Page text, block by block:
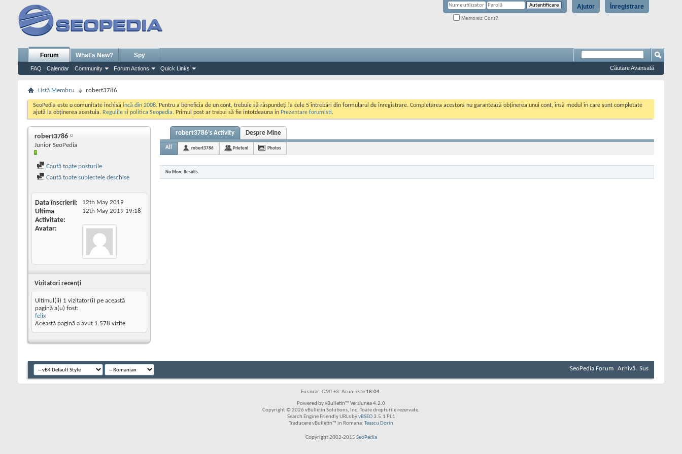
Înregistrare
Ajutor
Memorez Cont?
Forum
FAQ Calendar Community Forum Actions Quick Links
What's New? Spy
Căutare Avansată
Listă Membru robert3786
SeoPedia este o comunitate inchisă incă din 2008. Pentru a beneficia de un cont, trebuie să răspundeți la cele 5 întrebări din formularul de înregistrare. Completarea acestora nu garantează obținerea unui cont, însă modul în care sunt completate
ajută la obținerea acestuia. Regulile si politica Seopedia. Primul post ar trebui să fie intotdeauna in Prezentare forumisti.
robert3786
Junior SeoPedia
Caută toate posturile
Caută toate subiectele deschise
Data înscrierii 12th May 2019
Ultima
Activitate
12th May 2019 19:18
Avatar
Vizitatori recenţi
Ultimul(ii) 1 vizitator(i) pe această
pagină a(u) fost:
felix
Această pagină a avut 1.578 vizite
robert3786's Activity Despre Mine
All robert3786 Prieteni Photos
No More Results
SeoPedia Forum Arhivă Sus
Fus orar: GMT +3. Acum este 18:04.
Powered by vBulletin™ Versiunea 4.2.0
Copyright © 2026 vBulletin Solutions, Inc. Toate drepturile rezervate.
Search Engine Friendly URLs byvBSEO3.5.1 PL1
Traducere vBulletin™ in Romana: Teascu Dorin
Copyright 2002-2015 SeoPedia